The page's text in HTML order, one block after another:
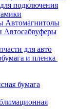
подключения
Автомагнитолы
Автосабвуферы
для авто
и пленка
бумага